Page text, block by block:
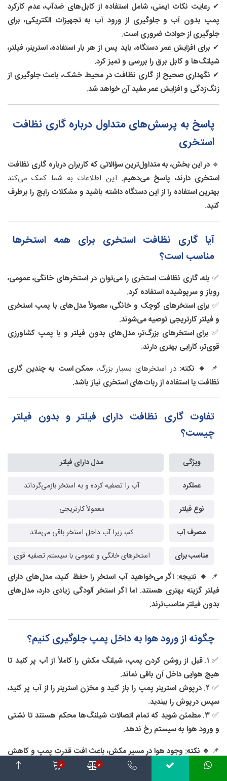
✔رعایت نکات ایمنی، شامل استفاده از کابل‌های ضدآب، عدم کارکرد
پمپ بدون آب و جلوگیری از ورود آب به تجهیزات الکتریکی، برای
جلوگیری از حوادث ضروری است.
✔ برای افزایش عمر دستگاه، باید پس از هر بار استفاده، استرینر، فیلتر،
شیلنگ‌ها و کابل برق را بررسی و تمیز کرد.
✔ نگهداری صحیح از گاری نظافت در محیط خشک، باعث جلوگیری از
زنگ‌زدگی و افزایش عمر مفید آن خواهد شد.
پاسخ به پرسش‌های متداول درباره گاری نظافت
استخری
🔹 در این بخش، به متداول‌ترین سؤالاتی که کاربران درباره گاری نظافت
استخری دارند، پاسخ می‌دهیم. این اطلاعات به شما کمک می‌کند
بهترین استفاده را از این دستگاه داشته باشید و مشکلات رایج را برطرف
کنید.
آیا گاری نظافت استخری برای همه استخرها
مناسب است؟
✅ بله، گاری نظافت استخری را می‌توان در استخرهای خانگی، عمومی،
روباز و سرپوشیده استفاده کرد.
✅ برای استخرهای کوچک و خانگی، معمولاً مدل‌های با پمپ استخری
و فیلتر کارتریجی توصیه می‌شوند.
✅ برای استخرهای بزرگ‌تر، مدل‌های بدون فیلتر و با پمپ کشاورزی
قوی‌تر، کارایی بهتری دارند.
📌 🔹 نکته: در استخرهای بسیار بزرگ، ممکن است به چندین گاری
نظافت یا استفاده از ربات‌های استخری نیاز باشد.
تفاوت گاری نظافت دارای فیلتر و بدون فیلتر
چیست؟
ویژگی
مدل دارای فیلتر
عملکرد
آب را تصفیه کرده و به استخر بازمی‌گرداند
نوع فیلتر
معمولاً کارتریجی
مصرف آب
کم، زیرا آب داخل استخر باقی می‌ماند
مناسب برای
استخرهای خانگی و عمومی با سیستم تصفیه قوی
📌 🔹 نتیجه: اگر می‌خواهید آب استخر را حفظ کنید، مدل‌های دارای
فیلتر گزینه بهتری هستند. اما اگر استخر آلودگی زیادی دارد، مدل‌های
بدون فیلتر مناسب‌ترند.
چگونه از ورود هوا به داخل پمپ جلوگیری کنیم؟
✅ ۱. قبل از روشن کردن پمپ، شیلنگ مکش را کاملاً از آب پر کنید تا
هیچ هوایی داخل آن باقی نماند.
✅ ۲. درپوش استرینر پمپ را باز کنید و مخزن استرینر را از آب پر کنید،
سپس درپوش را ببندید.
✅
۳. مطمئن شوید که تمام اتصالات شیلنگ‌ها محکم هستند تا نشتی
و ورود هوا به سیستم رخ ندهد.
📌 🔹 نکته: وجود هوا در مسیر مکش، باعث افت قدرت پمپ و کاهش
راندمان نظافت می‌شود.
0
0